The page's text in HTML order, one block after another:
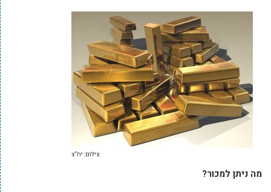
צילום: יח”צ
מה ניתן למכור?